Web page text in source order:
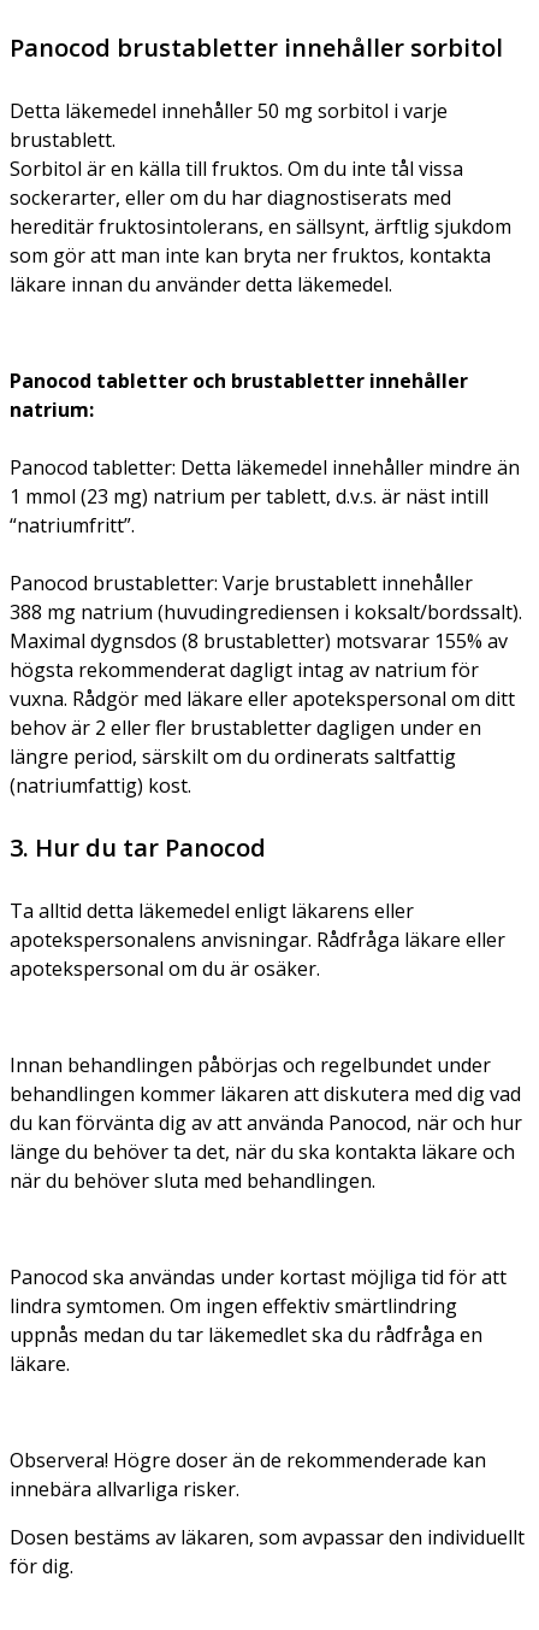
Panocod brustabletter innehåller sorbitol
Detta läkemedel innehåller 50 mg sorbitol i varje
brustablett.
Sorbitol är en källa till fruktos. Om du inte tål vissa
sockerarter, eller om du har diagnostiserats med
hereditär fruktosintolerans, en sällsynt, ärftlig sjukdom
som gör att man inte kan bryta ner fruktos, kontakta
läkare innan du använder detta läkemedel.
Panocod tabletter och brustabletter innehåller
natrium:
Panocod tabletter: Detta läkemedel innehåller mindre än
1 mmol (23 mg) natrium per tablett, d.v.s. är näst intill
“natriumfritt”.
Panocod brustabletter: Varje brustablett innehåller
388 mg natrium (huvudingrediensen i koksalt/bordssalt).
Maximal dygnsdos (8 brustabletter) motsvarar 155% av
högsta rekommenderat dagligt intag av natrium för
vuxna. Rådgör med läkare eller apotekspersonal om ditt
behov är 2 eller fler brustabletter dagligen under en
längre period, särskilt om du ordinerats saltfattig
(natriumfattig) kost.
3. Hur du tar Panocod
Ta alltid detta läkemedel enligt läkarens eller
apotekspersonalens anvisningar. Rådfråga läkare eller
apotekspersonal om du är osäker.
Innan behandlingen påbörjas och regelbundet under
behandlingen kommer läkaren att diskutera med dig vad
du kan förvänta dig av att använda Panocod, när och hur
länge du behöver ta det, när du ska kontakta läkare och
när du behöver sluta med behandlingen.
Panocod ska användas under kortast möjliga tid för att
lindra symtomen. Om ingen effektiv smärtlindring
uppnås medan du tar läkemedlet ska du rådfråga en
läkare.
Observera! Högre doser än de rekommenderade kan
innebära allvarliga risker.
Dosen bestäms av läkaren, som avpassar den individuellt
för dig.